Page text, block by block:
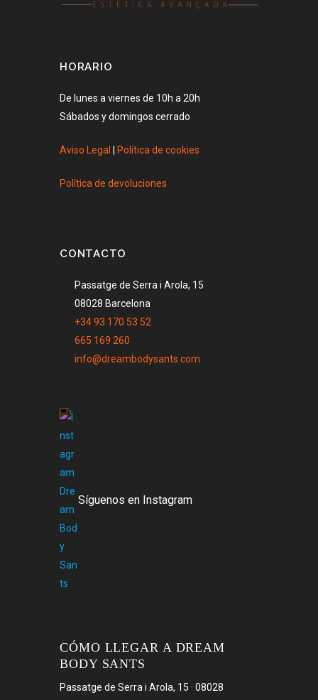
HORARIO
De lunes a viernes de 10h a 20h
Sábados y domingos cerrado
Aviso Legal Política de cookies
Política de devoluciones
CONTACTO
Passatge de Serra i Arola, 15
08028 Barcelona
+34 93 170 53 52
665 169 260
info@dreambodysants.com
Síguenos en Instagram
CÓMO LLEGAR A DREAM
BODY SANTS
Passatge de Serra i Arola, 15 · 08028